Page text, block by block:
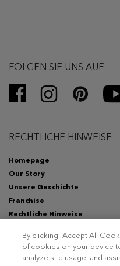
FOLGEN SIE UNS AUF
RECHTLICHE HINWEISE
Homepage
Our Story
Unsere Geschichte
Franchise
Rechtliche Hinweise
By clicking “Accept All
of cookies on your device
analyze site usage, and